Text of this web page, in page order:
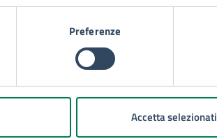
Preferenze
Accetta selezionati